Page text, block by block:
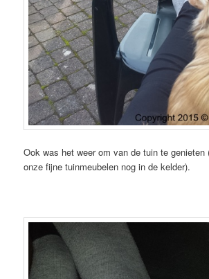
Ook was het weer om van de tuin te genieten
onze fijne tuinmeubelen nog in de kelder).